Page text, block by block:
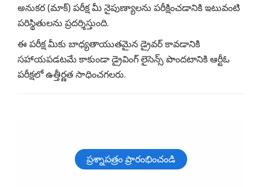
అనుకర (మాక్) పరీక్ష మీ నైపుణ్యాలను పరీక్షించడానికి ఇటువంటి
పరిస్థితులను ప్రదర్శిస్తుంది.
ఈ పరీక్ష మీకు బాధ్యతాయుతమైన డ్రైవర్ కావడానికి
సహాయపడటమే కాకుండా డ్రైవింగ్ లైసెన్స్ పొందటానికి ఆర్టీఓ
పరీక్షలో ఉత్తీర్ణత సాధించగలరు.